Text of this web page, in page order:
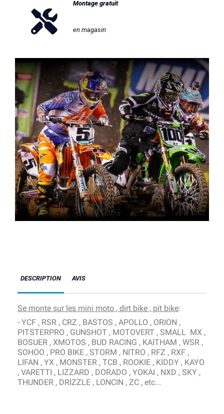
Montage gratuit
en magasin
DESCRIPTION AVIS
Se monte sur les mini moto , dirt bike , pit bike:
- YCF , RSR , CRZ , BASTOS , APOLLO , ORION ,
PITSTERPRO , GUNSHOT , MOTOVERT , SMALL MX ,
BOSUER , XMOTOS , BUD RACING , KAITHAM , WSR ,
SOHOO , PRO BIKE , STORM , NITRO , RFZ , RXF ,
LIFAN , YX , MONSTER , TCB , ROOKIE , KIDDY , KAYO
, VARETTI , LIZZARD , DORADO , YOKAI , NXD , SKY ,
THUNDER , DRIZZLE , LONCIN , ZC , etc...